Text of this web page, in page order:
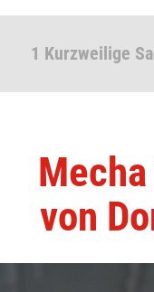
1 Kurzweilige
von